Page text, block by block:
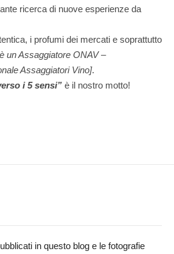
ricerca di nuove esperienze da
i profumi dei mercati e soprattutto
un Assaggiatore ONAV –
Assaggiatori Vino].
i 5 sensi” è il nostro motto!
in questo blog e le fotografie